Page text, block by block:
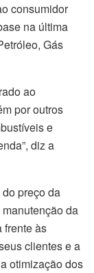
consumidor
na última
Gás
ao
por outros
e
diz a
preço da
da
frente às
clientes e a
otimização dos